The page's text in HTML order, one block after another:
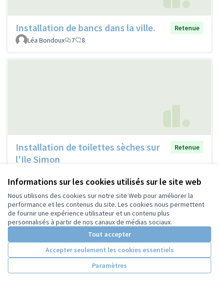
Informations sur les cookies utilisés sur le site web
Nous utilisons des cookies sur notre site Web pour améliorer la
performance et les contenus du site. Les cookies nous permettent
de fournir une expérience utilisateur et un contenu plus
personnalisés à partir de nos canaux de médias sociaux.
Tout accepter
Accepter seulement les cookies essentiels
Paramètres
Installation de bancs dans la ville.
Retenue
Léa Bondoux
7 8
Installation de toilettes sèches sur
l'Ile Simon
Retenue
Installer des tables de pique-nique